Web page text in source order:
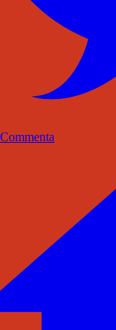
Commenta